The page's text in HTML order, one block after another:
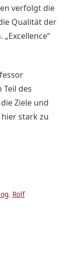
verfolgt die
Qualität der
des
Ziele und
stark zu
, Rolf